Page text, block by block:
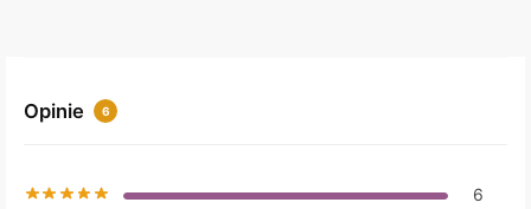
Opinie 6
6